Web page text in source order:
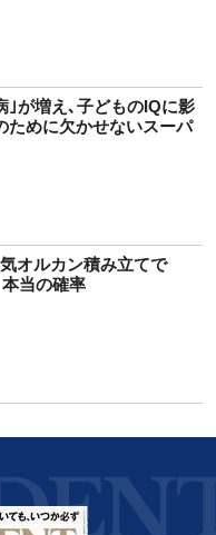
｣が増え､子どものIQに影
めに欠かせないスーパ
オルカン積み立てで
本当の確率